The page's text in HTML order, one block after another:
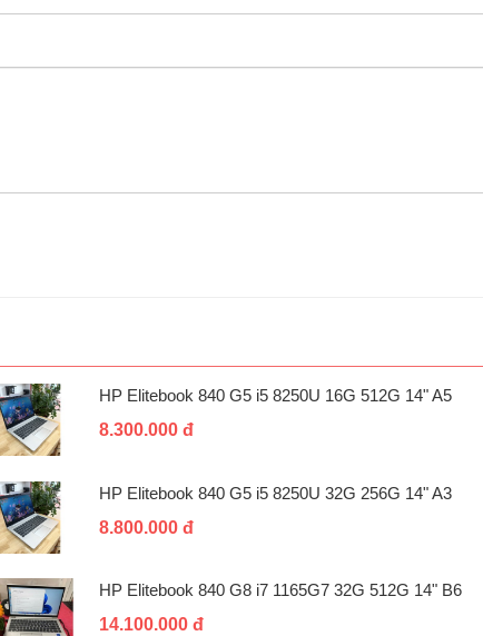
HP Elitebook 840 G5 i5 8250U 16G 512G 14" A5
8.300.000 đ
HP Elitebook 840 G5 i5 8250U 32G 256G 14" A3
8.800.000 đ
HP Elitebook 840 G8 i7 1165G7 32G 512G 14" B6
14.100.000 đ